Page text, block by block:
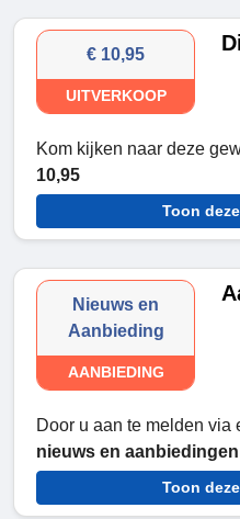
€ 10,95
UITVERKOOP
Kom kijken naar deze
10,95
Toon
Nieuws en
Aanbieding
AANBIEDING
Door u aan te melden via
nieuws en aanbiedingen
Toon